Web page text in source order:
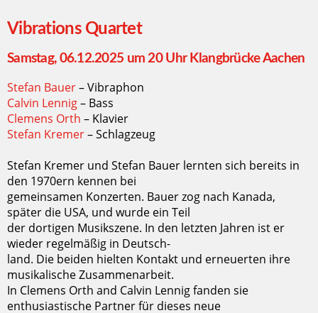
Vibrations Quartet
Samstag, 06.12.2025 um 20 Uhr Klangbrücke Aachen
Stefan Bauer– Vibraphon
Calvin Lennig– Bass
Clemens Orth – Klavier
Stefan Kremer– Schlagzeug
Stefan Kremer und Stefan Bauer lernten sich bereits in
den 1970ern kennen bei
gemeinsamen Konzerten. Bauer zog nach Kanada,
später die USA, und wurde ein Teil
der dortigen Musikszene. In den letzten Jahren ist er
wieder regelmäßig in Deutsch-
land. Die beiden hielten Kontakt und erneuerten ihre
musikalische Zusammenarbeit.
In Clemens Orth and Calvin Lennig fanden sie
enthusiastische Partner für dieses neue